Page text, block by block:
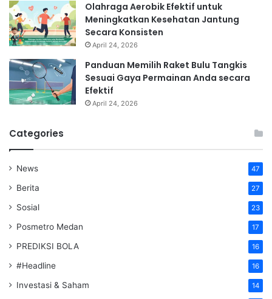
Olahraga Aerobik Efektif untuk
Meningkatkan Kesehatan Jantung
Secara Konsisten
April 24, 2026
Panduan Memilih Raket Bulu Tangkis
Sesuai Gaya Permainan Anda secara
Efektif
April 24, 2026
Categories
News 47
Berita 27
Sosial 23
Posmetro Medan 17
PREDIKSI BOLA 16
#Headline 16
Investasi & Saham 14